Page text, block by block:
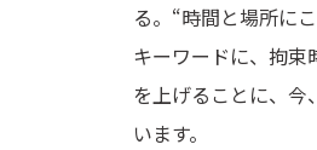
る。“時間と場所に
キーワードに、拘束
を上げることに、今
います。